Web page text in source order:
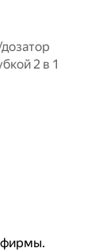
2 в 1
фирмы.